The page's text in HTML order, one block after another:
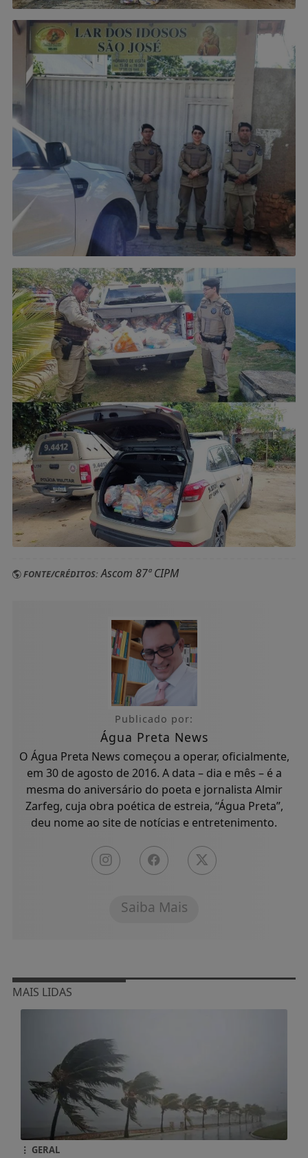
FONTE/CRÉDITOS:Ascom 87ª CIPM
Publicado por:
Água Preta News
O Água Preta News começou a operar, oficialmente,
em 30 de agosto de 2016. A data – dia e mês – é a
mesma do aniversário do poeta e jornalista Almir
Zarfeg, cuja obra poética de estreia, “Água Preta”,
deu nome ao site de notícias e entretenimento.
Saiba Mais
MAIS LIDAS
GERAL